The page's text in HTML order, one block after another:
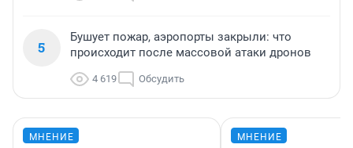
5
Бушует пожар, аэропорты закрыли: что
происходит после массовой атаки дронов
4 619 Обсудить
МНЕНИЕ МНЕНИЕ